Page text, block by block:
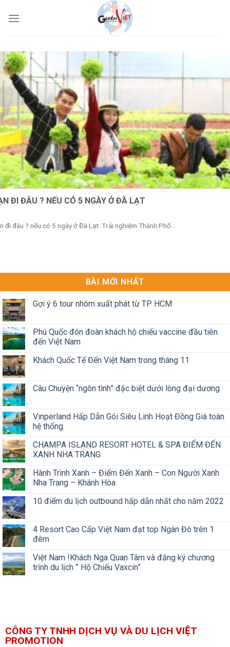
ĐI ĐÂU ? NẾU CÓ 5 NGÀY Ở ĐÀ LẠT
đi đâu ? nếu có 5 ngày ở Đà Lạt Trải nghiệm Thành Phố...
BÀI MỚI NHẤT
Gợi ý 6 tour nhóm xuất phát từ TP HCM
Phú Quốc đón đoàn khách hộ chiếu vaccine đầu tiên
đến Việt Nam
Khách Quốc Tế Đến Việt Nam trong tháng 11
Câu Chuyện “ngôn tình” đặc biệt dưới lòng đại dương
Vinperland Hấp Dẫn Gói Siêu Linh Hoạt Đồng Giá toàn
hệ thống.
CHAMPA ISLAND RESORT HOTEL & SPA ĐIỂM ĐẾN
XANH NHA TRANG
Hành Trình Xanh – Điểm Đến Xanh – Con Người Xanh
Nha Trang – Khánh Hòa
10 điểm du lịch outbound hấp dẫn nhất cho năm 2022
4 Resort Cao Cấp Việt Nam đạt top Ngàn Đô trên 1
đêm
Việt Nam !Khách Nga Quan Tâm và đăng ký chương
trình du lịch ” Hộ Chiếu Vaxcin”
CÔNG TY TNHH DỊCH VỤ VÀ DU LỊCH VIỆT
PROMOTION